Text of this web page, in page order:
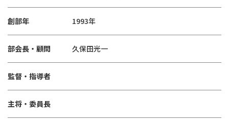
創部年 1993年
部会長・顧問 久保田光一
監督・指導者
主将・委員長